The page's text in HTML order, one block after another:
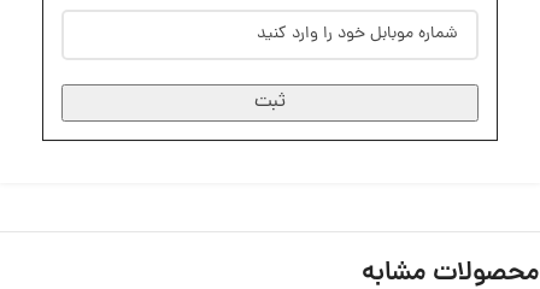
ثبت
محصولات مشابه